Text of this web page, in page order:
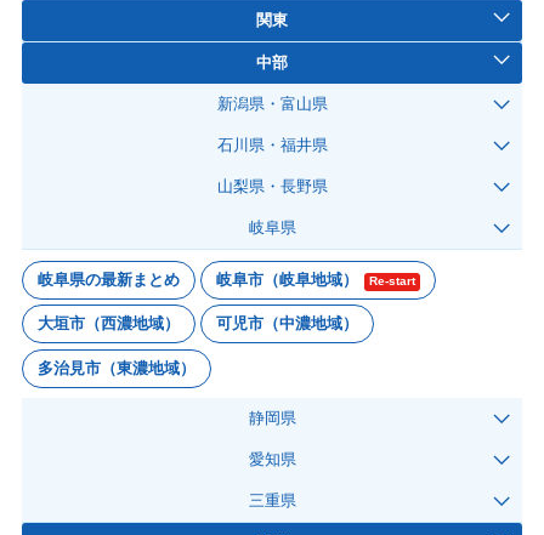
関東
中部
新潟県・富山県
石川県・福井県
山梨県・長野県
岐阜県
岐阜県の最新まとめ 岐阜市（岐阜地域） Re-start
大垣市（西濃地域） 可児市（中濃地域）
多治見市（東濃地域）
静岡県
愛知県
三重県